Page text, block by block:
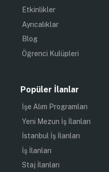
Etkinlikler
Ayrıcalıklar
Blog
Öğrenci Kulüpleri
Popüler İlanlar
İşe Alım Programları
Yeni Mezun İş İlanları
İstanbul İş İlanları
İş İlanları
Staj İlanları